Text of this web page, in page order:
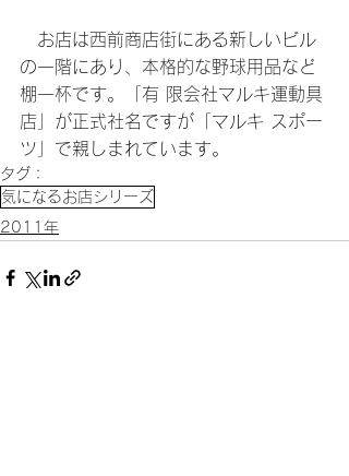
お店は西前商店街にある新しいビル
の一階にあり、本格的な野球用品など
棚一杯です。「有 限会社マルキ運動具
店」が正式社名ですが「マルキ スポー
ツ」で親しまれています。
タグ：
気になるお店シリーズ
2011年